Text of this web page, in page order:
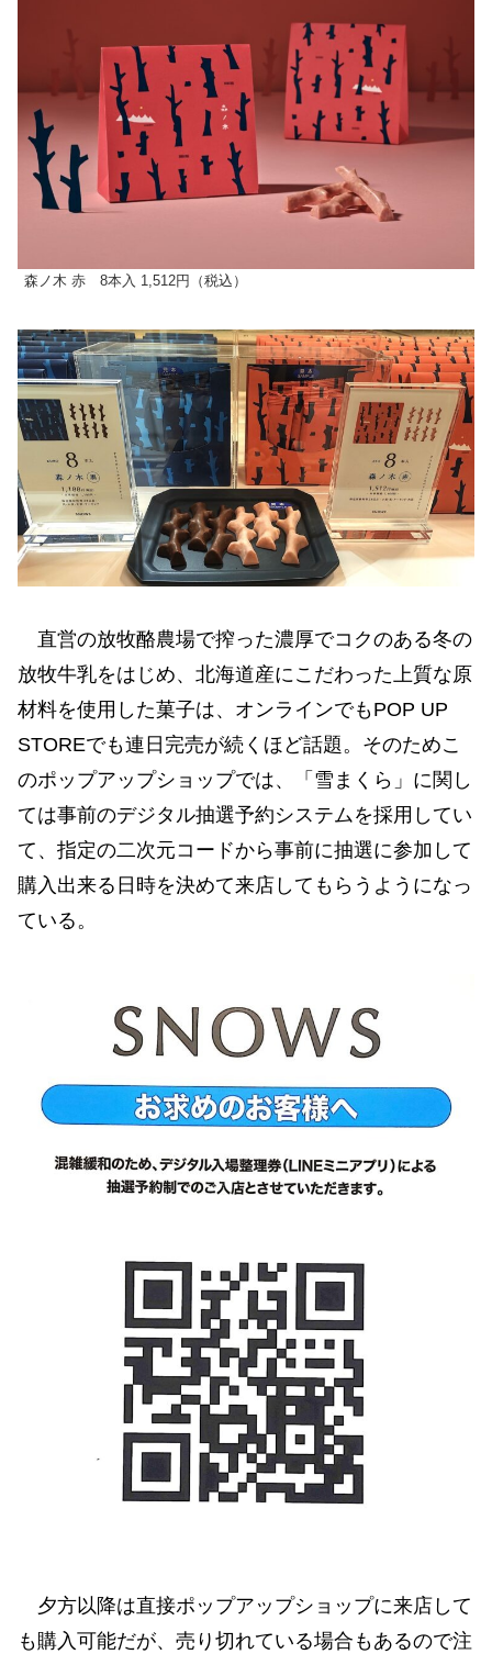
森ノ⽊ ⾚ 8本⼊ 1,512円（税込）
直営の放牧酪農場で搾った濃厚でコクのある冬の
放牧⽜乳をはじめ、北海道産にこだわった上質な原
材料を使⽤した菓⼦は、オンラインでもPOP UP
STOREでも連⽇完売が続くほど話題。そのためこ
のポップアップショップでは、「雪まくら」に関し
ては事前のデジタル抽選予約システムを採用してい
て、指定の二次元コードから事前に抽選に参加して
購入出来る日時を決めて来店してもらうようになっ
ている。
夕方以降は直接ポップアップショップに来店して
も購入可能だが、売り切れている場合もあるので注